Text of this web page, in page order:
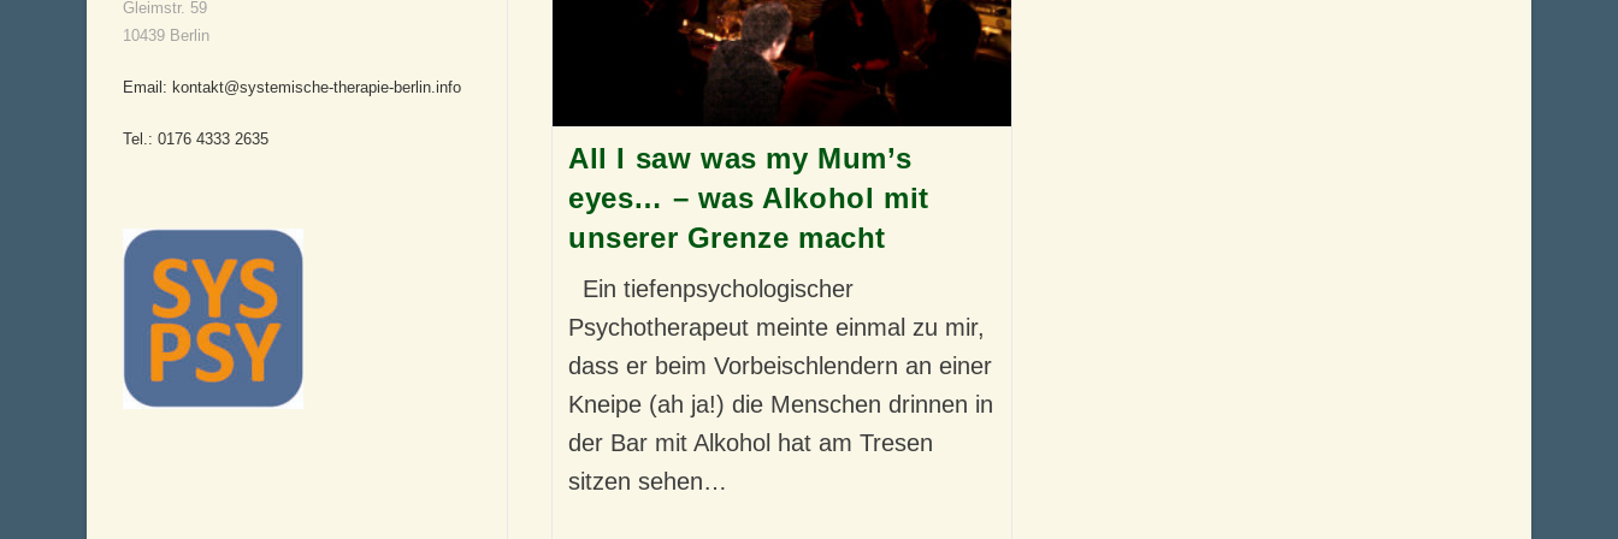
Gleimstr. 59
10439 Berlin
Email: kontakt@systemische-therapie-berlin.info
Tel.: 0176 4333 2635
All I saw was my Mum’s
eyes… – was Alkohol mit
unserer Grenze macht
Ein tiefenpsychologischer
Psychotherapeut meinte einmal zu mir,
dass er beim Vorbeischlendern an einer
Kneipe (ah ja!) die Menschen drinnen in
der Bar mit Alkohol hat am Tresen
sitzen sehen…